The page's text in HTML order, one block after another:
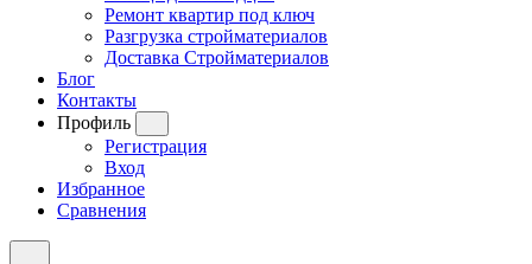
Ремонт квартир под ключ
Разгрузка стройматериалов
Доставка Стройматериалов
Блог
Контакты
Профиль
Регистрация
Вход
Избранное
Сравнения